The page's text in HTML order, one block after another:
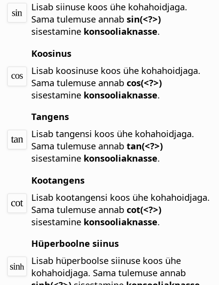
Lisab siinuse koos ühe kohahoidjaga.
Sama tulemuse annabsin(<?>)
sisestamine konsooliaknasse.
Koosinus
Lisab koosinuse koos ühe kohahoidjaga.
Sama tulemuse annabcos(<?>)
sisestamine konsooliaknasse.
Tangens
Lisab tangensi koos ühe kohahoidjaga.
Sama tulemuse annabtan(<?>)
sisestamine konsooliaknasse.
Kootangens
Lisab kootangensi koos ühe kohahoidjaga.
Sama tulemuse annabcot(<?>)
sisestamine konsooliaknasse.
Hüperboolne siinus
Lisab hüperboolse siinuse koos ühe
kohahoidjaga. Sama tulemuse annab